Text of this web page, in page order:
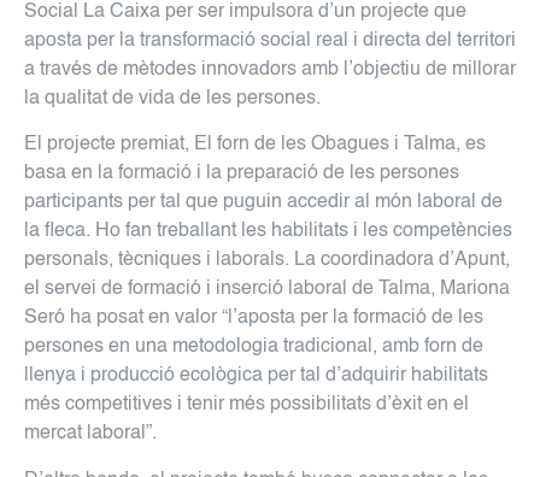
Social La Caixa per ser impulsora d’un projecte que
aposta per la transformació social real i directa del territori
a través de mètodes innovadors amb l’objectiu de millorar
la qualitat de vida de les persones.
El projecte premiat, El forn de les Obagues i Talma, es
basa en la formació i la preparació de les persones
participants per tal que puguin accedir al món laboral de
la fleca. Ho fan treballant les habilitats i les competències
personals, tècniques i laborals. La coordinadora d’Apunt,
el servei de formació i inserció laboral de Talma, Mariona
Seró ha posat en valor “l’aposta per la formació de les
persones en una metodologia tradicional, amb forn de
llenya i producció ecològica per tal d’adquirir habilitats
més competitives i tenir més possibilitats d’èxit en el
mercat laboral”.